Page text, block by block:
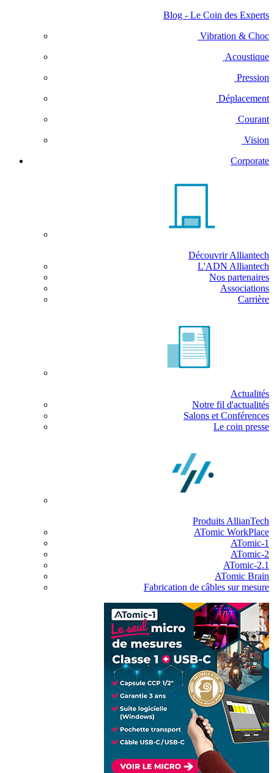
Blog - Le Coin des Experts
Vibration & Choc
Acoustique
Pression
Déplacement
Courant
Vision
Corporate
Découvrir Alliantech
L'ADN Alliantech
Nos partenaires
Associations
Carrière
Actualités
Notre fil d'actualités
Salons et Conférences
Le coin presse
Produits AllianTech
ATomic WorkPlace
ATomic-1
ATomic-2
ATomic-2.1
ATomic Brain
Fabrication de câbles sur mesure